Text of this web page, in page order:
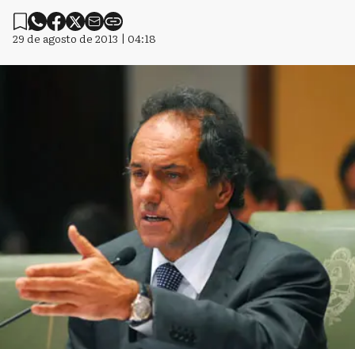
29 de agosto de 2013 | 04:18